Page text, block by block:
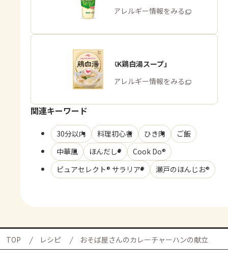
商品・アレルギー情報をみる
「味の素KK鶏白湯スープ」
商品・アレルギー情報をみる
関連キーワード
30分以内 料理初心者 ひき肉
ご飯
中華風
ほんだし®
Cook Do®
ピュアセレクト® サラリア®
瀬戸のほんじお®
TOP レシピ おそば屋さんのカレーチャーハンの献立